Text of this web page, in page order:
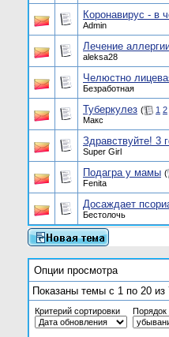
Коронавирус - в
Admin
Лечение
aleksa28
Челюстно
Безработная
Туберкулез ( 1 2
Макс
Здравствуйте! 3
Super Girl
Подагра у мамы (
Fenita
Досаждает
Бестолочь
Опции просмотра
Показаны темы с 1 по 20 из
Критерий сортировки Порядок